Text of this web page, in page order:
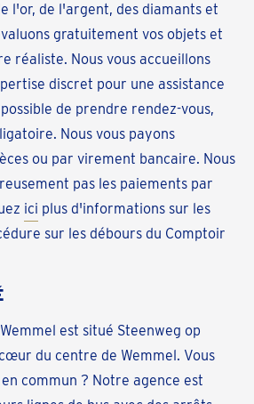
l'or, de l'argent, des diamants et
gratuitement vos objets et
réaliste. Nous vous accueillons
discret pour une assistance
de prendre rendez-vous,
Nous vous payons
ou par virement bancaire. Nous
pas les paiements par
ici plus d'informations sur les
sur les débours du Comptoir
est situé Steenweg op
du centre de Wemmel. Vous
commun ? Notre agence est